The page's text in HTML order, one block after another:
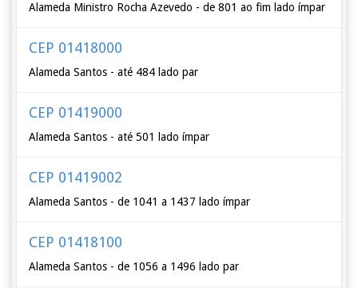
Alameda Ministro Rocha Azevedo - de 801 ao fim lado ímpar
CEP 01418000
Alameda Santos - até 484 lado par
CEP 01419000
Alameda Santos - até 501 lado ímpar
CEP 01419002
Alameda Santos - de 1041 a 1437 lado ímpar
CEP 01418100
Alameda Santos - de 1056 a 1496 lado par